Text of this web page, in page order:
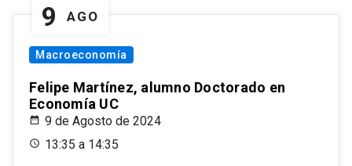
9 AGO
Macroeconomía
Felipe Martínez, alumno Doctorado en
Economía UC
9 de Agosto de 2024
13:35 a 14:35